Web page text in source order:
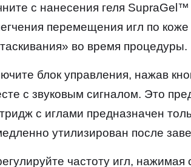
с нанесения геля SupraGel™
перемещения игл по
во время процедуры.
блок управления, нажав
с звуковым сигналом. Это
с иглами предназначен
утилизирован после
частоту игл,